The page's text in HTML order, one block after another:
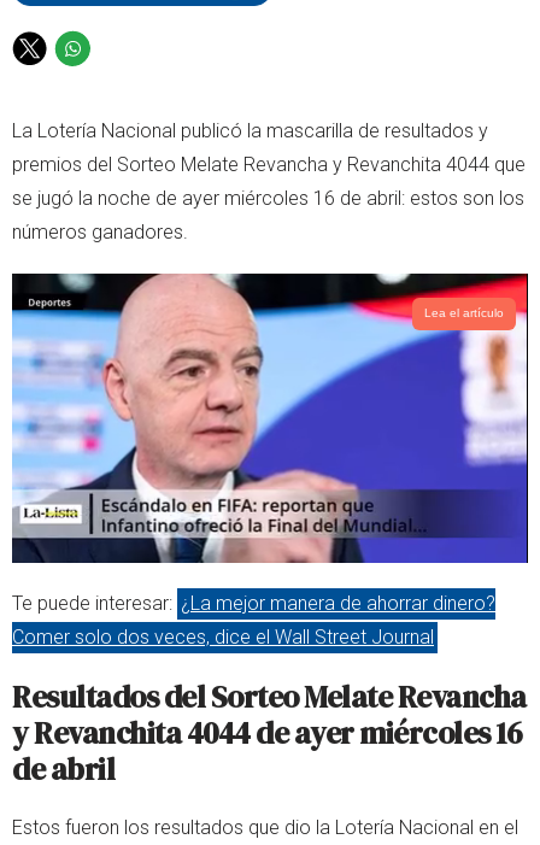
T
t
t
e
r
W
t
s
a
p
p
La Lotería Nacional publicó la mascarilla de resultados y
premios del Sorteo Melate Revancha y Revanchita 4044 que
se jugó la noche de ayer miércoles 16 de abril: estos son los
números ganadores.
Lea el artículo
Te puede interesar: ¿La mejor manera de ahorrar dinero?
Comer solo dos veces, dice el Wall Street Journal
Resultados del Sorteo Melate Revancha
y Revanchita 4044 de ayer miércoles 16
de abril
Estos fueron los resultados que dio la Lotería Nacional en el